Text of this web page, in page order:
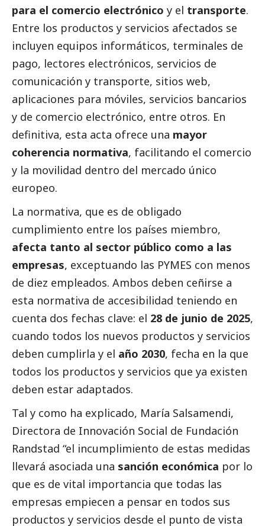
para el comercio electrónico y el transporte.
Entre los productos y servicios afectados se
incluyen equipos informáticos, terminales de
pago, lectores electrónicos, servicios de
comunicación y transporte, sitios web,
aplicaciones para móviles, servicios bancarios
y de comercio electrónico, entre otros. En
definitiva, esta acta ofrece una mayor
coherencia normativa, facilitando el comercio
y la movilidad dentro del mercado único
europeo.
La normativa, que es de obligado
cumplimiento entre los países miembro,
afecta tanto al sector público como a las
empresas, exceptuando las PYMES con menos
de diez empleados. Ambos deben ceñirse a
esta normativa de accesibilidad teniendo en
cuenta dos fechas clave: el 28 de junio de 2025,
cuando todos los nuevos productos y servicios
deben cumplirla y el año 2030, fecha en la que
todos los productos y servicios que ya existen
deben estar adaptados.
Tal y como ha explicado, María Salsamendi,
Directora de Innovación Social de Fundación
Randstad “el incumplimiento de estas medidas
llevará asociada una sanción económica por lo
que es de vital importancia que todas las
empresas empiecen a pensar en todos sus
productos y servicios desde el punto de vista